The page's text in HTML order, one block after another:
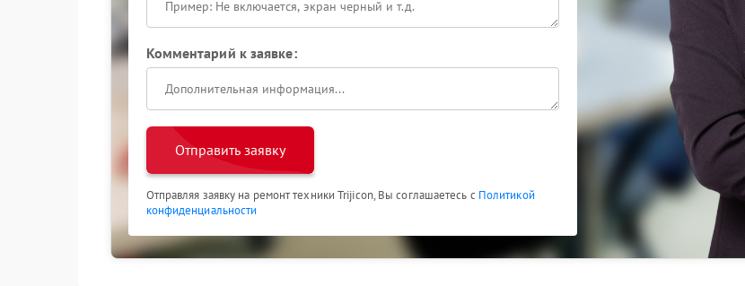
Комментарий к заявке:
Отправить заявку
Отправляя заявку на ремонт техники Trijicon, Вы соглашаетесь с Политикой
конфиденциальности